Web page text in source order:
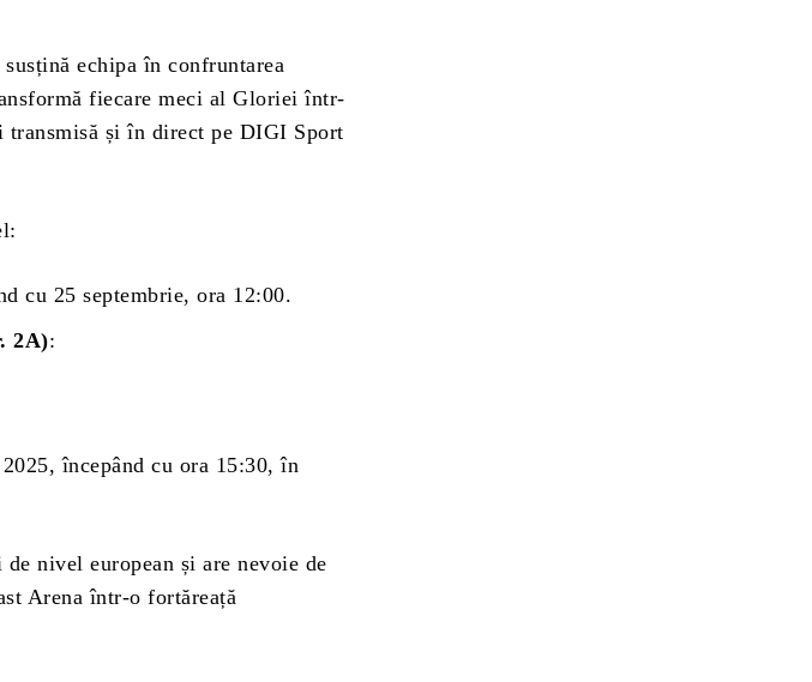
echipa în confruntarea
fiecare meci al Gloriei într-
transmisă și în direct pe DIGI Sport
cu 25 septembrie, ora 12:00.
2A):
începând cu ora 15:30, în
nivel european și are nevoie de
Arena într-o fortăreață